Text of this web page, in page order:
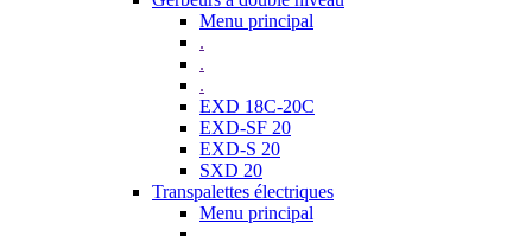
Menu principal
.
.
.
EXD 18C-20C
EXD-SF 20
EXD-S 20
SXD 20
Transpalettes électriques
Menu principal